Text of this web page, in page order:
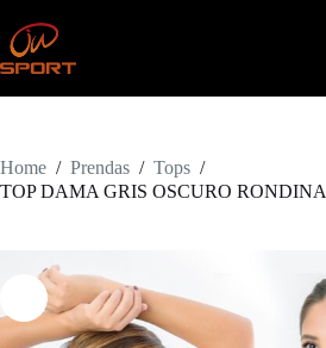
content
Home / Prendas / Tops /
TOP DAMA GRIS OSCURO RONDINA